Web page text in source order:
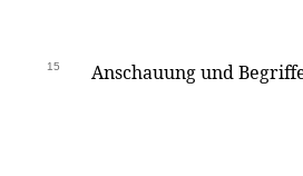
15 Anschauung und